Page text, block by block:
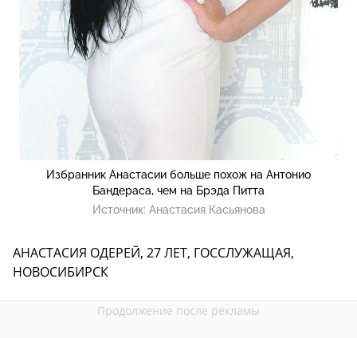
Избранник Анастасии больше похож на Антонио
Бандераса, чем на Брэда Питта
Источник: Анастасия Касьянова
АНАСТАСИЯ ОДЕРЕЙ, 27 ЛЕТ, ГОССЛУЖАЩАЯ,
НОВОСИБИРСК